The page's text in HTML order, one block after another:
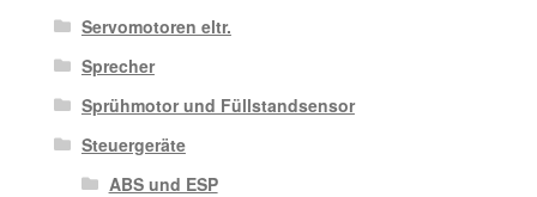
Servomotoren eltr.
Sprecher
Sprühmotor und Füllstandsensor
Steuergeräte
ABS und ESP